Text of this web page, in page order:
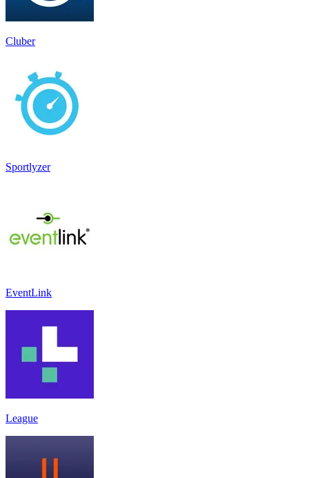
Cluber
Sportlyzer
EventLink
League